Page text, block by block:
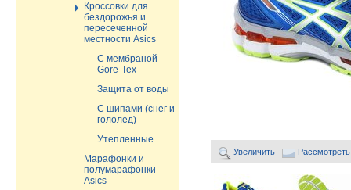
Увеличить
Кроссовки для
бездорожья и
пересеченной
местности Asics
С мембраной
Gore-Tex
Защита от воды
С шипами (снег и
гололед)
Утепленные
Марафонки и
полумарафонки
Asics